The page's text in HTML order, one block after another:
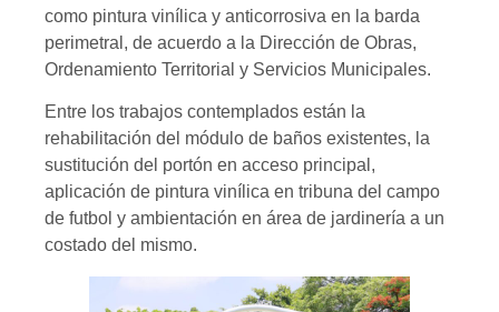
como pintura vinílica y anticorrosiva en la barda
perimetral, de acuerdo a la Dirección de Obras,
Ordenamiento Territorial y Servicios Municipales.
Entre los trabajos contemplados están la
rehabilitación del módulo de baños existentes, la
sustitución del portón en acceso principal,
aplicación de pintura vinílica en tribuna del campo
de futbol y ambientación en área de jardinería a un
costado del mismo.